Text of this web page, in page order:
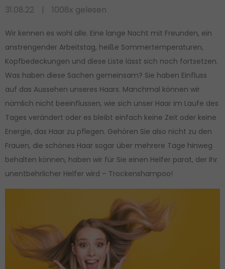
31.08.22 1008x gelesen
Wir kennen es wohl alle. Eine lange Nacht mit Freunden, ein
anstrengender Arbeitstag, heiße Sommertemperaturen,
Kopfbedeckungen und diese Liste lässt sich noch fortsetzen.
Was haben diese Sachen gemeinsam? Sie haben Einfluss
auf das Aussehen unseres Haars. Manchmal können wir
nämlich nicht beeinflussen, wie sich unser Haar im Laufe des
Tages verändert oder es bleibt einfach keine Zeit oder keine
Energie, das Haar zu pflegen. Gehören Sie also nicht zu den
Frauen, die schönes Haar sogar über mehrere Tage hinweg
behalten können, haben wir für Sie einen Helfer parat, der Ihr
unentbehrlicher Helfer wird – Trockenshampoo!